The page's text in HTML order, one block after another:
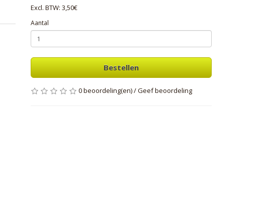
Excl. BTW: 3,50€
Aantal
Bestellen
0 beoordeling(en)/Geef beoordeling